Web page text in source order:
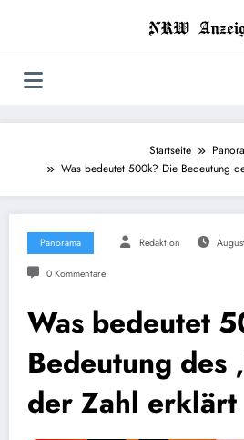
Startseite
Was bedeutet 500k? Die Bedeutung
Panorama Redaktion
0 Kommentare
Was bedeutet
Bedeutung des
der Zahl erklärt